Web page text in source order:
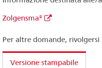
Zolgensma®
Per altre domande,
Versione stampabile